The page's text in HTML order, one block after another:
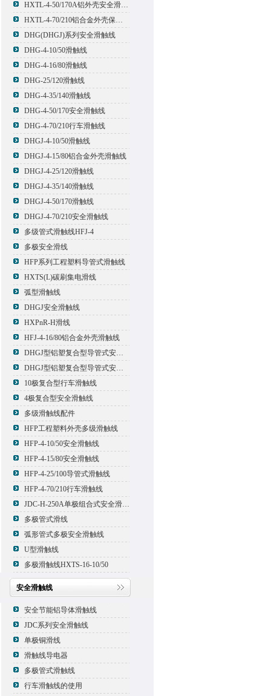
HXTL-4-50/170A铝外壳安全滑触线
HXTL-4-70/210铝合金外壳保护多极管式滑触线
DHG(DHGJ)系列安全滑触线
DHG-4-10/50滑触线
DHG-4-16/80滑触线
DHG-25/120滑触线
DHG-4-35/140滑触线
DHG-4-50/170安全滑触线
DHG-4-70/210行车滑触线
DHGJ-4-10/50滑触线
DHGJ-4-15/80铝合金外壳滑触线
DHGJ-4-25/120滑触线
DHGJ-4-35/140滑触线
DHGJ-4-50/170滑触线
DHGJ-4-70/210安全滑触线
多级管式滑触线HFJ-4
多极安全滑线
HFP系列工程塑料导管式滑触线
HXTS(L)碳刷集电滑线
弧型滑触线
DHGJ安全滑触线
HXPnR-H滑线
HFJ-4-16/80铝合金外壳滑触线
DHGJ型铝塑复合型导管式安全滑触线
DHGJ型铝塑复合型导管式安全滑触线
10极复合型行车滑触线
4极复合型安全滑触线
多级滑触线配件
HFP工程塑料外壳多级滑触线
HFP-4-10/50安全滑触线
HFP-4-15/80安全滑触线
HFP-4-25/100导管式滑触线
HFP-4-70/210行车滑触线
JDC-H-250A单极组合式安全滑触线
多极管式滑线
弧形管式多极安全滑触线
U型滑触线
多极滑触线HXTS-16-10/50
安全滑触线
安全节能铝导体滑触线
JDC系列安全滑触线
单极铜滑线
滑触线导电器
多极管式滑触线
行车滑触线的使用